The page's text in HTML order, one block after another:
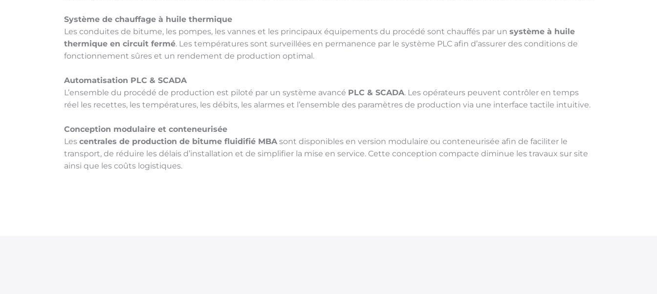
Système de chauffage à huile thermique
Les conduites de bitume, les pompes, les vannes et les principaux équipements du procédé sont chauffés par un système à huile
thermique en circuit fermé. Les températures sont surveillées en permanence par le système PLC afin d’assurer des conditions de
fonctionnement sûres et un rendement de production optimal.
Automatisation PLC & SCADA
L’ensemble du procédé de production est piloté par un système avancé PLC & SCADA. Les opérateurs peuvent contrôler en temps
réel les recettes, les températures, les débits, les alarmes et l’ensemble des paramètres de production via une interface tactile intuitive.
Conception modulaire et conteneurisée
Les centrales de production de bitume fluidifié MBAsont disponibles en version modulaire ou conteneurisée afin de faciliter le
transport, de réduire les délais d’installation et de simplifier la mise en service. Cette conception compacte diminue les travaux sur site
ainsi que les coûts logistiques.